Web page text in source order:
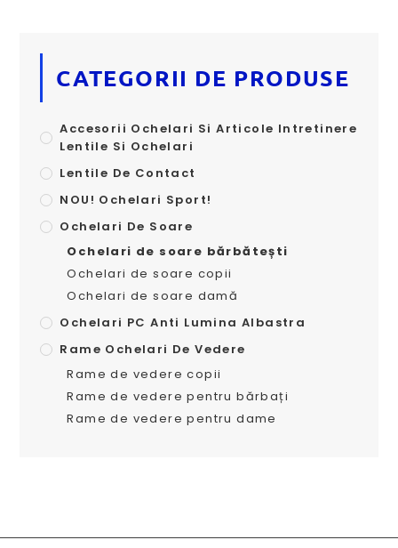
CATEGORII DE PRODUSE
Accesorii Ochelari Si Articole Intretinere
Lentile Si Ochelari
Lentile De Contact
NOU! Ochelari Sport!
Ochelari De Soare
Ochelari de soare bărbătești
Ochelari de soare copii
Ochelari de soare damă
Ochelari PC Anti Lumina Albastra
Rame Ochelari De Vedere
Rame de vedere copii
Rame de vedere pentru bărbați
Rame de vedere pentru dame